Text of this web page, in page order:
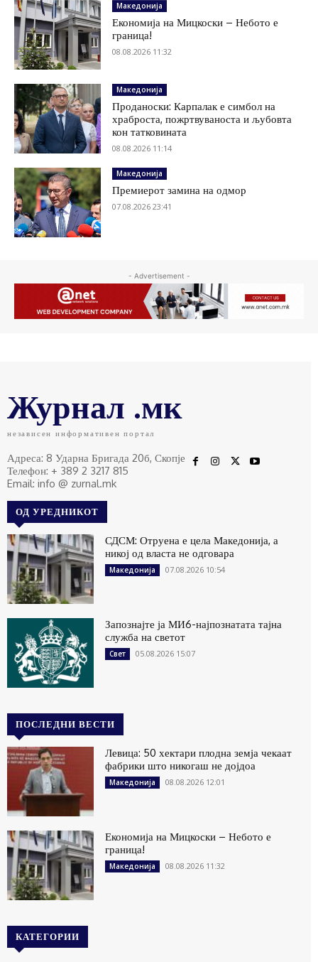
Македонија
Економија на Мицкоски – Небото е
граница!
08.08.2026 11:32
Македонија
Проданоски: Карпалак е симбол на
храброста, пожртвуваноста и љубовта
кон татковината
08.08.2026 11:14
Македонија
Премиерот замина на одмор
07.08.2026 23:41
- Advertisement -
Журнал .мк
независен информативен портал
Адреса: 8 Ударна Бригада 20б, Скопје
Телефон: + 389 2 3217 815
Email: info @ zurnal.mk
ОД УРЕДНИКОТ
СДСМ: Отруена е цела Македонија, а
никој од власта не одговара
Македонија 07.08.2026 10:54
Запознајте ја МИ6-најпознатата тајна
служба на светот
Свет 05.08.2026 15:07
ПОСЛЕДНИ ВЕСТИ
Левица: 50 хектари плодна земја чекаат
фабрики што никогаш не дојдоа
Македонија 08.08.2026 12:01
Економија на Мицкоски – Небото е
граница!
Македонија 08.08.2026 11:32
КАТЕГОРИИ